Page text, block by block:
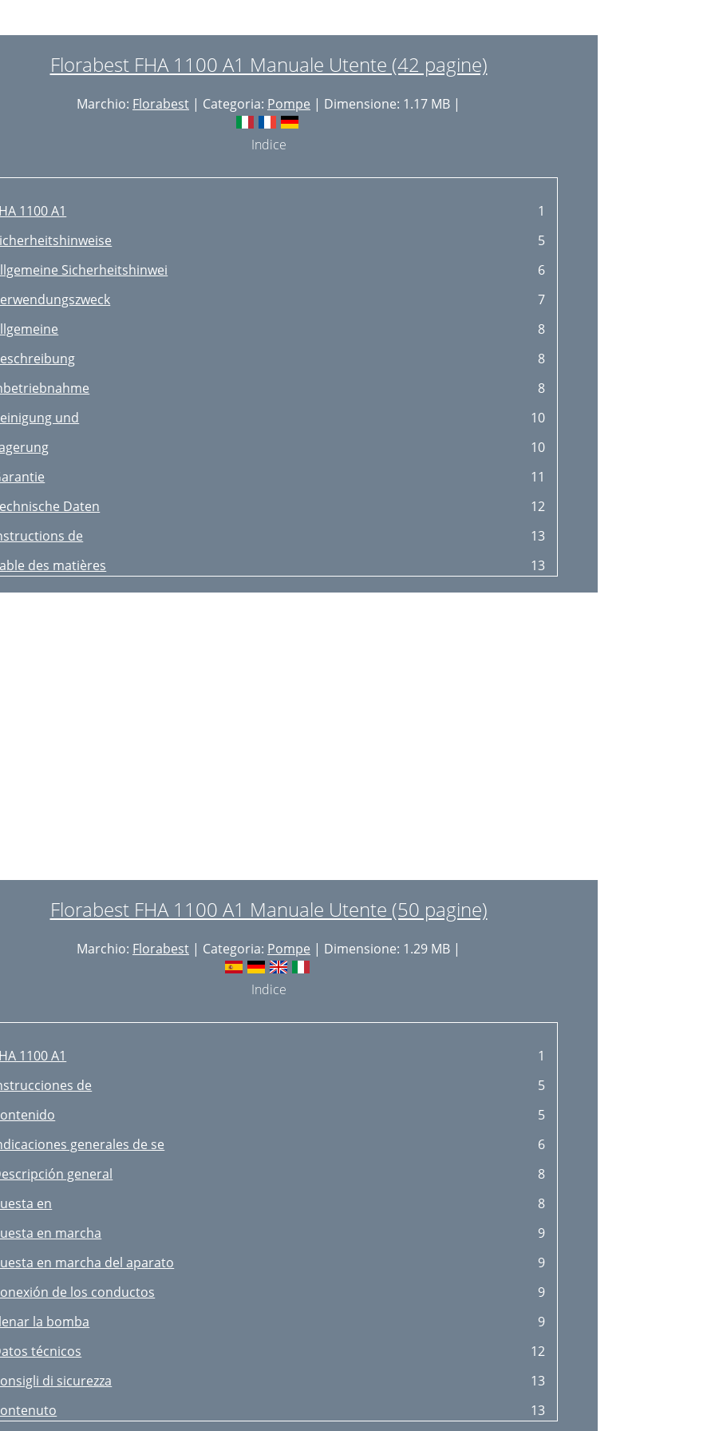
Florabest FHA 1100 A1 Manuale Utente (42 pagine)
Marchio: Florabest | Categoria: Pompe | Dimensione: 1.17 MB |
Indice
1100 A1
1
5
Sicherheitshinwei
6
7
8
8
8
und
10
10
11
Daten
12
de
13
des matières
13
d’utilisation
15
Immagazzinamento
reinigingswerkzaam
gegevens
Gröschl, Techn. Leiter
01-06-rev02-op
Florabest FHA 1100 A1 Manuale Utente (50 pagine)
Marchio: Florabest | Categoria: Pompe | Dimensione: 1.29 MB |
Indice
1100 A1
1
de
5
5
generales de se
6
general
8
en
8
en marcha
9
en marcha del aparato
9
de los conductos
9
la bomba
9
técnicos
12
di sicurezza
13
13